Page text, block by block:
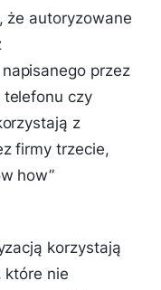
że autoryzowane
przez
czy
z
firmy trzecie,
how”
korzystają
które nie